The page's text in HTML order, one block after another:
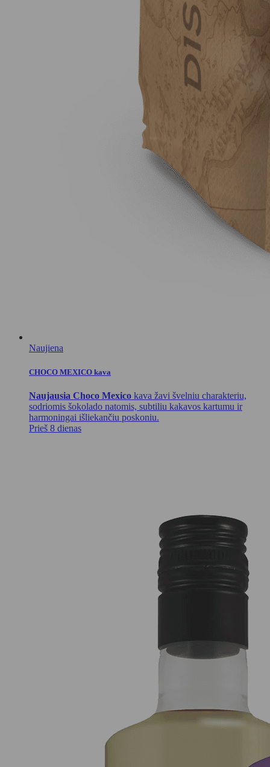
Naujiena
CHOCO MEXICO kava
Naujausia Choco Mexico kava žavi švelniu charakteriu,
sodriomis šokolado natomis, subtiliu kakavos kartumu ir
harmoningai išliekančiu poskoniu.
Prieš 8 dienas